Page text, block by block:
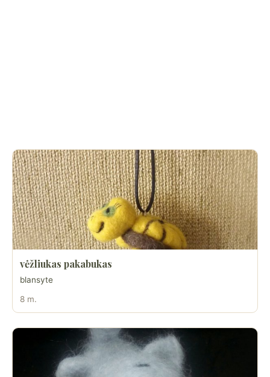
vėžliukas pakabukas
blansyte
8 m.